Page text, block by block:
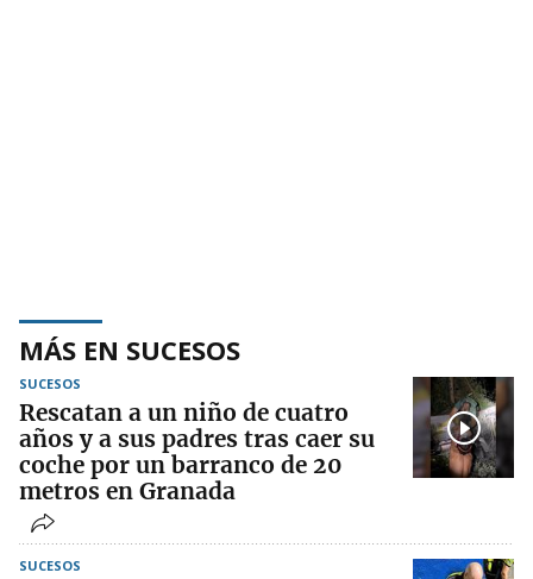
MÁS EN SUCESOS
SUCESOS
Rescatan a un niño de cuatro
años y a sus padres tras caer su
coche por un barranco de 20
metros en Granada
SUCESOS